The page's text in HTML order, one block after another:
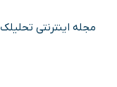
مجله اینترنتی تحلیلک